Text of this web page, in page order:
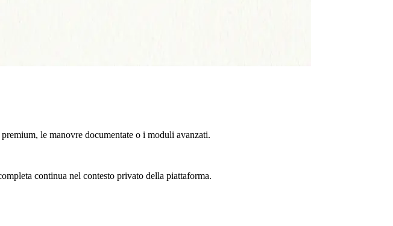
le manovre documentate o i moduli avanzati.
continua nel contesto privato della piattaforma.